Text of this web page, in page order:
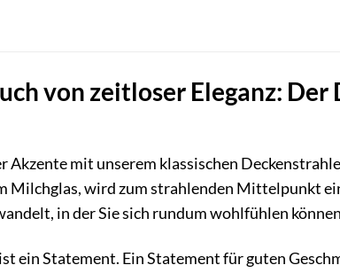
von zeitloser Eleganz:
mit unserem klassischen
wird zum strahlenden Mittelpunkt
in der Sie sich rundum wohlfühlen
ein Statement. Ein Statement für guten